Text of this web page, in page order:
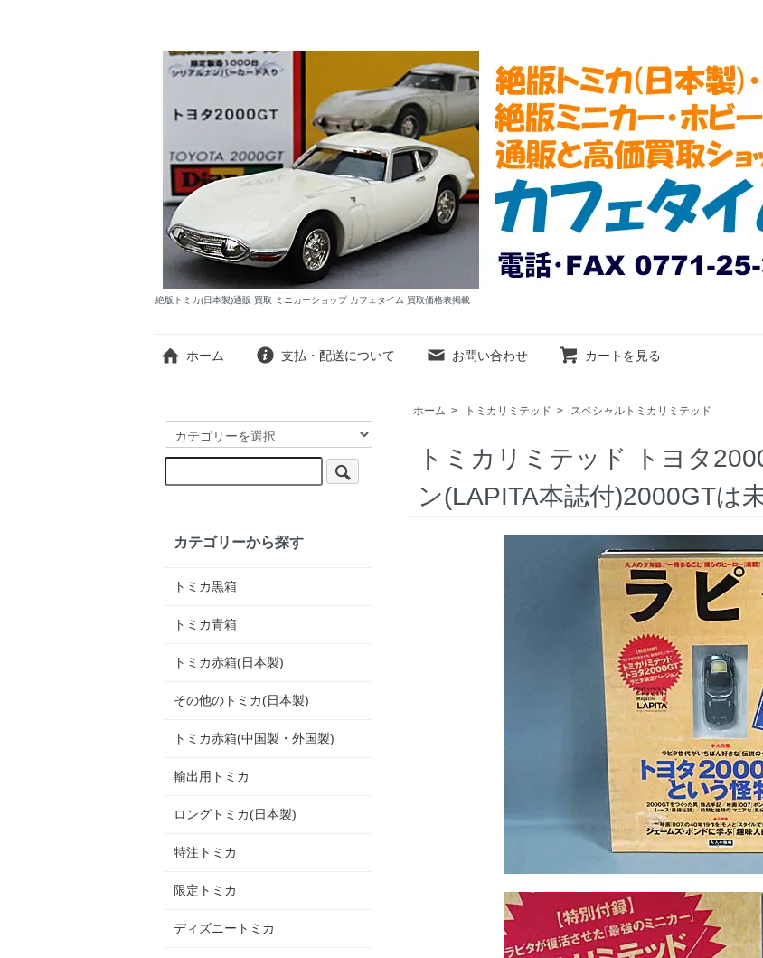
絶版トミカ(日本製)通販 買取 ミニカーショップ カフェタイム 買取価格表掲載
ホーム 支払・配送について お問い合わせ カートを見る
ホーム > トミカリミテッド > スペシャルトミカリミテッド
トミカリミテッド トヨタ
ン(LAPITA本誌付)2000GTは
カテゴリーから探す
トミカ黒箱
トミカ青箱
トミカ赤箱(日本製)
その他のトミカ(日本製)
トミカ赤箱(中国製・外国製)
輸出用トミカ
ロングトミカ(日本製)
特注トミカ
限定トミカ
ディズニートミカ